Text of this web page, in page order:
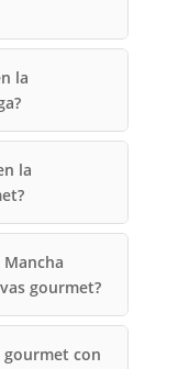
la
la
gourmet?
gourmet con